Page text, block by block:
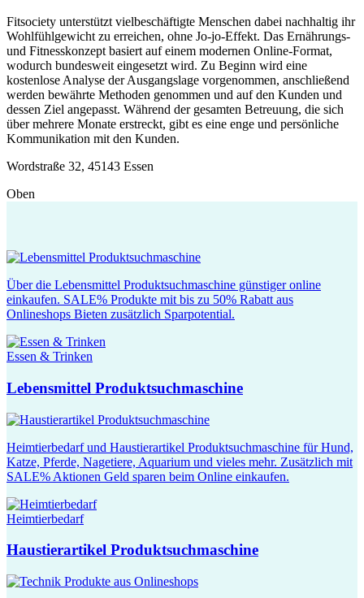
Fitsociety unterstützt vielbeschäftigte Menschen dabei nachhaltig ihr
Wohlfühlgewicht zu erreichen, ohne Jo-jo-Effekt. Das Ernährungs-
und Fitnesskonzept basiert auf einem modernen Online-Format,
wodurch bundesweit eingesetzt wird. Zu Beginn wird eine
kostenlose Analyse der Ausgangslage vorgenommen, anschließend
werden bewährte Methoden genommen und auf den Kunden und
dessen Ziel angepasst. Während der gesamten Betreuung, die sich
über mehrere Monate erstreckt, gibt es eine enge und persönliche
Kommunikation mit den Kunden.
Wordstraße 32, 45143 Essen
Oben
Über die Lebensmittel Produktsuchmaschine günstiger online
einkaufen. SALE% Produkte mit bis zu 50% Rabatt aus
Onlineshops Bieten zusätzlich Sparpotential.
Essen & Trinken
Lebensmittel Produktsuchmaschine
Heimtierbedarf und Haustierartikel Produktsuchmaschine für Hund,
Katze, Pferde, Nagetiere, Aquarium und vieles mehr. Zusätzlich mit
SALE% Aktionen Geld sparen beim Online einkaufen.
Heimtierbedarf
Haustierartikel Produktsuchmaschine